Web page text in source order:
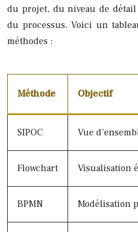
du projet, du niveau de
du processus. Voici un
méthodes :
Méthode Objectif
SIPOC Vue
Flowchart Visualisation
BPMN Modélisation